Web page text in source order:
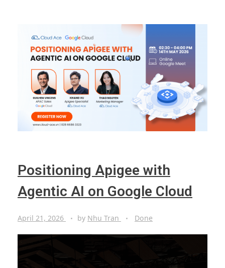
Positioning Apigee with
Agentic AI on Google Cloud
April 21, 2026 by Nhu Tran Done